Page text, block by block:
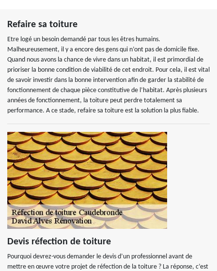
Refaire sa toiture
Etre logé un besoin demandé par tous les êtres humains.
Malheureusement, il y a encore des gens qui n’ont pas de domicile fixe.
Quand nous avons la chance de vivre dans un habitat, il est primordial de
prioriser la bonne condition de viabilité de cet endroit. Pour cela, il est vital
de savoir investir dans la bonne intervention afin de garder la stabilité de
fonctionnement de chaque pièce constitutive de l’habitat. Après plusieurs
années de fonctionnement, la toiture peut perdre totalement sa
performance. A ce stade, refaire sa toiture est la solution la plus fiable.
Devis réfection de toiture
Pourquoi devrez-vous demander le devis d’un professionnel avant de
mettre en œuvre votre projet de réfection de la toiture ? La réponse, c’est